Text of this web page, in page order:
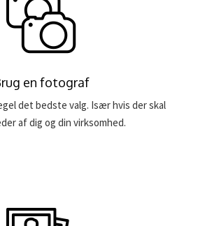
en fotograf
det bedste valg. Især hvis der skal
af dig og din virksomhed.